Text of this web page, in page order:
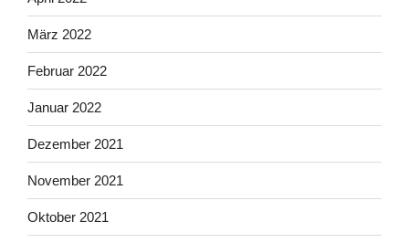
März 2022
Februar 2022
Januar 2022
Dezember 2021
November 2021
Oktober 2021